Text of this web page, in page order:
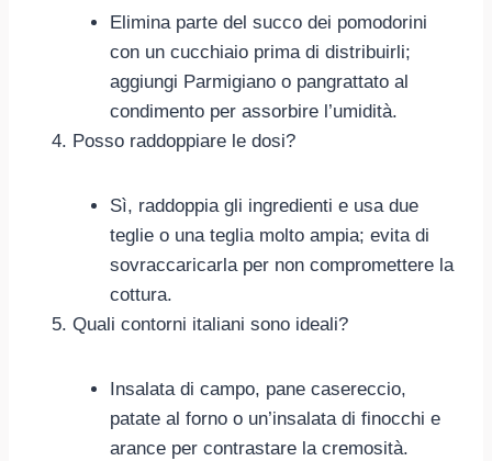
Elimina parte del succo dei pomodorini
con un cucchiaio prima di distribuirli;
aggiungi Parmigiano o pangrattato al
condimento per assorbire l’umidità.
Posso raddoppiare le dosi?
Sì, raddoppia gli ingredienti e usa due
teglie o una teglia molto ampia; evita di
sovraccaricarla per non compromettere la
cottura.
Quali contorni italiani sono ideali?
Insalata di campo, pane casereccio,
patate al forno o un’insalata di finocchi e
arance per contrastare la cremosità.